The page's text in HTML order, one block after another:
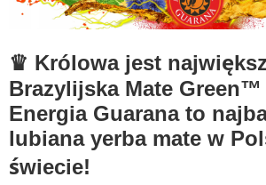
♛ Królowa jest
Brazylijska Mate Green™
Energia Guarana to
lubiana yerba mate w
świecie!